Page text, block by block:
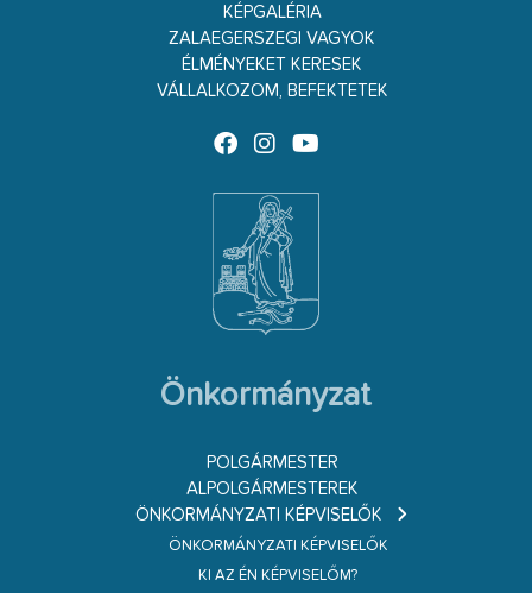
KÉPGALÉRIA
ZALAEGERSZEGI VAGYOK
ÉLMÉNYEKET KERESEK
VÁLLALKOZOM, BEFEKTETEK
Önkormányzat
POLGÁRMESTER
ALPOLGÁRMESTEREK
ÖNKORMÁNYZATI KÉPVISELŐK
ÖNKORMÁNYZATI KÉPVISELŐK
KI AZ ÉN KÉPVISELŐM?